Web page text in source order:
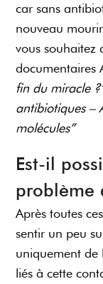
car sans
nouveau
vous souhaitez
documentaires
fin du miracle
antibiotiques –
molécules”
Est-il
problème
Après toutes
sentir un peu
uniquement de
liés à cette